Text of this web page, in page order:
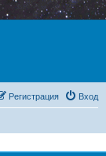
Вход
Регистрация